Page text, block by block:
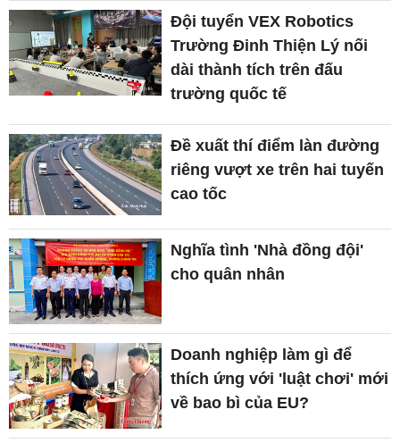
Đội tuyển VEX Robotics
Trường Đinh Thiện Lý nối
dài thành tích trên đấu
trường quốc tế
Đề xuất thí điểm làn đường
riêng vượt xe trên hai tuyến
cao tốc
Nghĩa tình 'Nhà đồng đội'
cho quân nhân
Doanh nghiệp làm gì để
thích ứng với 'luật chơi' mới
về bao bì của EU?